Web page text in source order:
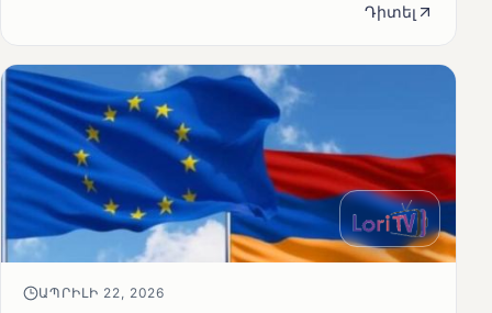
Դիտել
ԱՊՐԻԼԻ 22, 2026